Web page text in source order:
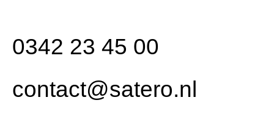
0342 23 45 00
contact@satero.nl